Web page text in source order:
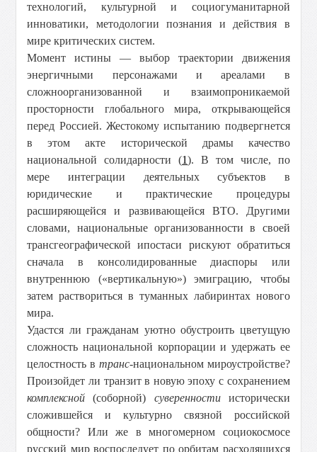
технологий, культурной и социогуманитарной
инноватики, методологии познания и действия в
мире критических систем.
Момент истины — выбор траектории движения
энергичными персонажами и ареалами в
сложноорганизованной и взаимопроникаемой
просторности глобального мира, открывающейся
перед Россией. Жестокому испытанию подвергнется
в этом акте исторической драмы качество
национальной солидарности (1). В том числе, по
мере интеграции деятельных субъектов в
юридические и практические процедуры
расширяющейся и развивающейся ВТО. Другими
словами, национальные организованности в своей
трансгеографической ипостаси рискуют обратиться
сначала в консолидированные диаспоры или
внутреннюю («вертикальную») эмиграцию, чтобы
затем раствориться в туманных лабиринтах нового
мира.
Удастся ли гражданам уютно обустроить цветущую
сложность национальной корпорации и удержать ее
целостность в транс-национальном мироустройстве?
Произойдет ли транзит в новую эпоху с сохранением
комплексной (соборной) суверенностиисторически
сложившейся и культурно связной российской
общности? Или же в многомерном социокосмосе
русский мир воспоследует по орбитам расходящихся